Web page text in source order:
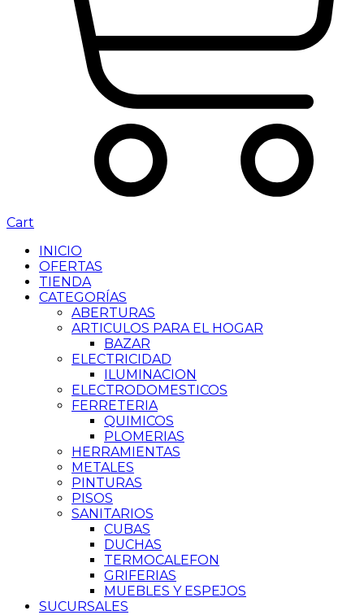
Cart
INICIO
OFERTAS
TIENDA
CATEGORÍAS
ABERTURAS
ARTICULOS PARA EL HOGAR
BAZAR
ELECTRICIDAD
ILUMINACION
ELECTRODOMESTICOS
FERRETERIA
QUIMICOS
PLOMERIAS
HERRAMIENTAS
METALES
PINTURAS
PISOS
SANITARIOS
CUBAS
DUCHAS
TERMOCALEFON
GRIFERIAS
MUEBLES Y ESPEJOS
SUCURSALES